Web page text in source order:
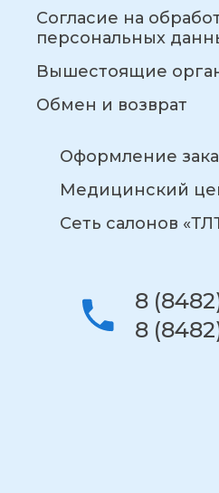
Согласие на
персональных
Вышестоящие
Обмен и возврат
Оформление
Медицинский
Сеть салонов
8
8